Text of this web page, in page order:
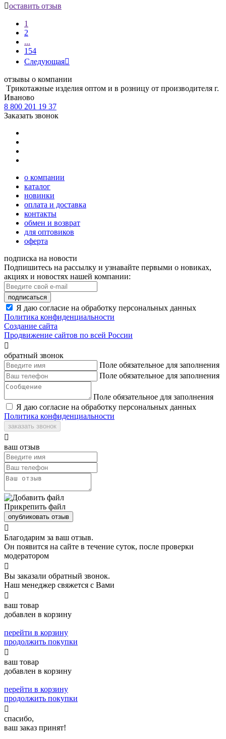
оставить отзыв
1
2
...
154
Следующая
отзывы о компании
Tрикотажные изделия оптом и в розницу от производителя г.
Иваново
8 800 201 19 37
Заказать звонок
о компании
каталог
новинки
оплата и доставка
контакты
обмен и возврат
для оптовиков
оферта
подписка на новости
Подпишитесь на рассылку и узнавайте первыми о новиках,
акциях и новостях нашей компании:
подписаться
Я даю согласие на обработку персональных данных
Политика конфиденциальности
Создание сайта
Продвижение сайтов по всей России

обратный звонок
Поле обязательное для заполнения
Поле обязательное для заполнения
Поле обязательное для заполнения
Я даю согласие на обработку персональных данных
Политика конфиденциальности
заказать звонок

ваш отзыв
Прикрепить файл
опубликовать отзыв

Благодарим за ваш отзыв.
Он появится на сайте в течение суток, после проверки
модератором

Вы заказали обратный звонок.
Наш менеджер свяжется с Вами

ваш товар
добавлен в корзину
перейти в корзину
продолжить покупки

ваш товар
добавлен в корзину
перейти в корзину
продолжить покупки

спасибо,
ваш заказ принят!